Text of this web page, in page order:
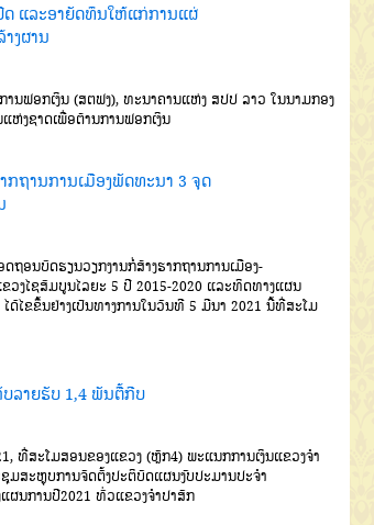
ດ ແລະອາຍັດທຶນໃຫ້ແກ່ການແຜ່
ງຜານ
ານຟອກເງິນ(ສຕຟງ), ທະນາຄານແຫ່ງ ສປປ ລາວ ໃນນາມກອງ
ແຫ່ງຊາດເພື່ອຕ້ານການຟອກເງິນ
ກຖານການເມືອງພັດທະນາ 3 ຈຸດ
ດຖອນບົດຮຽນວຽກງານກໍ່ສ້າງຮາກຖານການເມືອງ-
ວງໄຊສົມບູນໄລຍະ 5 ປີ2015-2020 ແລະທິດທາງແຜນ
ໄດ້ໄຂຂຶ້ນຢ່າງເປັນທາງການໃນວັນທີ5 ມີນາ 2021 ນີ້ທີ່ສະໂມ
ບລາຍຮັບ 1,4 ພັນຕື້ກີບ
ທີ່ສະໂມສອນຂອງແຂວງ(ຫຼັກ4) ພະແນກການເງິນແຂວງຈຳ
ມສະຫຼຸບການຈັດຕັ້ງປະຕິບັດແຜນງົບປະມານປະຈຳ
ຜນການປີ2021 ທົ່ວແຂວງຈຳປາສັກ